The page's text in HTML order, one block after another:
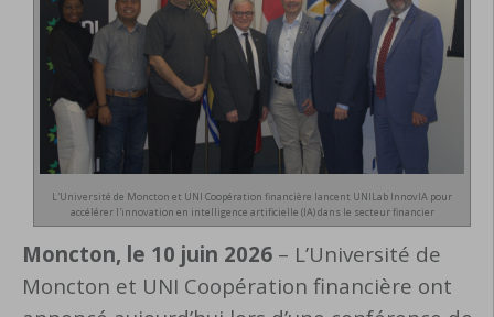
L'Université de Moncton et UNI Coopération financière lancent UNILab InnovIA pour
accélérer l'innovation en intelligence artificielle (IA) dans le secteur financier
Moncton, le 10 juin 2026 – L’Université de
Moncton et UNI Coopération financière ont